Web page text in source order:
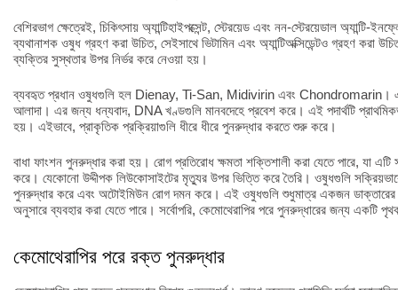
বেশিরভাগ ক্ষেত্রেই, চিকিৎসায় অ্যান্টিহাইপক্সেন্ট, স্টেরয়েড এবং নন-স্টেরয়েডাল অ্যান্টি-
ব্যথানাশক ওষুধ গ্রহণ করা উচিত, সেইসাথে ভিটামিন এবং অ্যান্টিঅক্সিডেন্টও গ্রহণ করা
ব্যক্তির সুস্থতার উপর নির্ভর করে নেওয়া হয়।
ব্যবহৃত প্রধান ওষুধগুলি হল Dienay, Ti-San, Midivirin এবং Chondromarin।
আলাদা। এর জন্য ধন্যবাদ, DNA খণ্ডগুলি মানবদেহে প্রবেশ করে। এই পদার্থটি
হয়। এইভাবে, প্রাকৃতিক প্রক্রিয়াগুলি ধীরে ধীরে পুনরুদ্ধার করতে শুরু করে।
বাধা ফাংশন পুনরুদ্ধার করা হয়। রোগ প্রতিরোধ ক্ষমতা শক্তিশালী করা যেতে পারে, যা
করে। যেকোনো উদ্দীপক লিউকোসাইটের মৃত্যুর উপর ভিত্তি করে তৈরি। ওষুধগুলি সক্রিয়ভাবে
পুনরুদ্ধার করে এবং অটোইমিউন রোগ দমন করে। এই ওষুধগুলি শুধুমাত্র একজন ডাক্তারের
অনুসারে ব্যবহার করা যেতে পারে। সর্বোপরি, কেমোথেরাপির পরে পুনরুদ্ধারের জন্য একটি
কেমোথেরাপির পরে রক্ত পুনরুদ্ধার